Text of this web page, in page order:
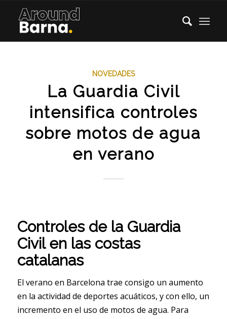
NOVEDADES
La Guardia Civil
intensifica controles
sobre motos de agua
en verano
Controles de la Guardia
Civil en las costas
catalanas
El verano en Barcelona trae consigo un aumento
en la actividad de deportes acuáticos, y con ello, un
incremento en el uso de motos de agua. Para